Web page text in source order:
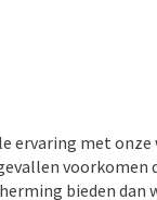
ervaring met
voorkomen
bieden